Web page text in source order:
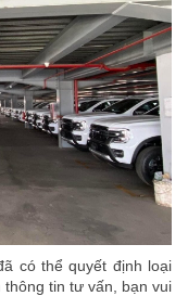
có thể quyết định loại
tin tư vấn, bạn vui